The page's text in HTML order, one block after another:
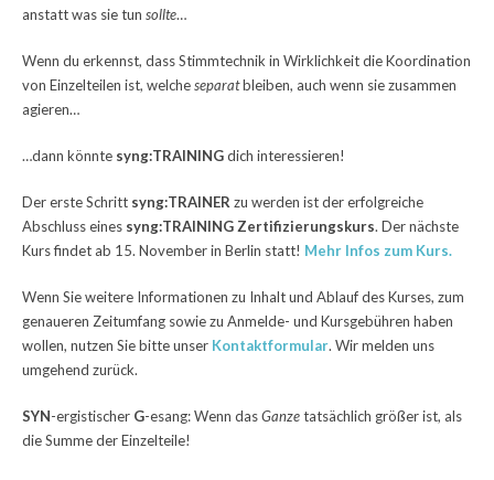
anstatt was sie tun sollte…
Wenn du erkennst, dass Stimmtechnik in Wirklichkeit die Koordination
von Einzelteilen ist, welcheseparatbleiben, auch wenn sie zusammen
agieren…
…dann könnte syng:TRAININGdich interessieren!
Der erste Schritt syng:TRAINER zu werden istder erfolgreiche
Abschlusseines syng:TRAINING Zertifizierungskurs. Dernächste
Kurs findet ab 15. November in Berlin statt! Mehr Infos zum Kurs.
Wenn Sie weitere Informationen zu Inhalt und Ablauf des Kurses, zum
genaueren Zeitumfang sowie zu Anmelde- und Kursgebühren haben
wollen, nutzen Sie bitte unser Kontaktformular. Wir melden uns
umgehend zurück.
SYN-ergistischer G-esang: Wenn dasGanzetatsächlich größer ist, als
die Summe der Einzelteile!